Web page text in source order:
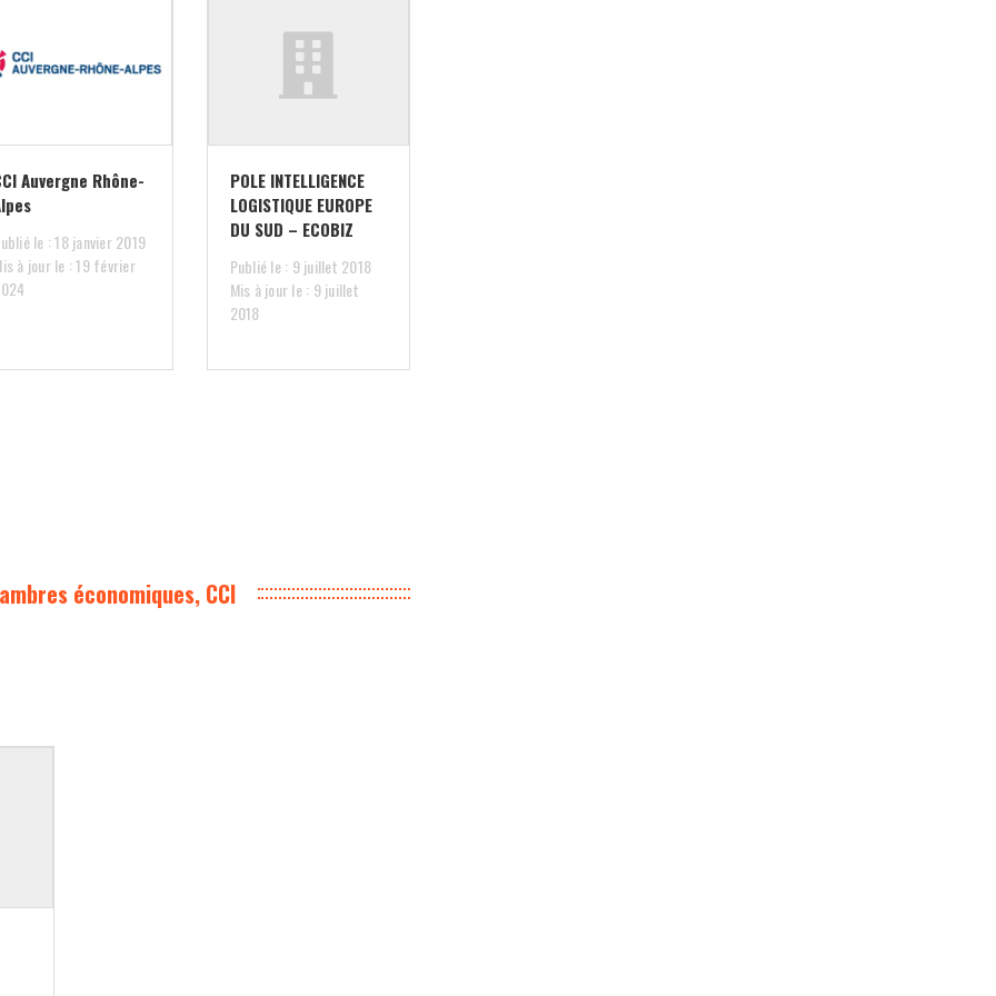
Auvergne Rhône-
le : 18 janvier 2019
à jour le : 19 février
POLE INTELLIGENCE
LOGISTIQUE EUROPE
DU SUD – ECOBIZ
Publié le : 9 juillet 2018
Mis à jour le : 9 juillet
2018
économiques, CCI